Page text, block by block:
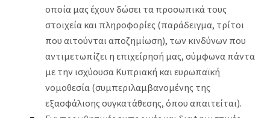
οποία μας έχουν δώσει τα προσωπικά τους
στοιχεία και πληροφορίες (παράδειγμα, τρίτοι
που αιτούνται αποζημίωση), των κινδύνων που
αντιμετωπίζει η επιχείρησή μας, σύμφωνα πάντα
με την ισχύουσα Κυπριακή και ευρωπαϊκή
νομοθεσία (συμπεριλαμβανομένης της
εξασφάλισης συγκατάθεσης, όπου απαιτείται).